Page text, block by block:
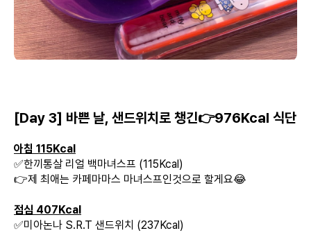
[Day 3] 바쁜 날, 샌드위치로 챙긴👉976Kcal 식단
아침 115Kcal
✅한끼통살 리얼 백마녀스프 (115Kcal)
👉제 최애는 카페마마스 마녀스프인것으로 할게요😂
점심 407Kcal
✅미아논나 S.R.T 샌드위치 (237Kcal)